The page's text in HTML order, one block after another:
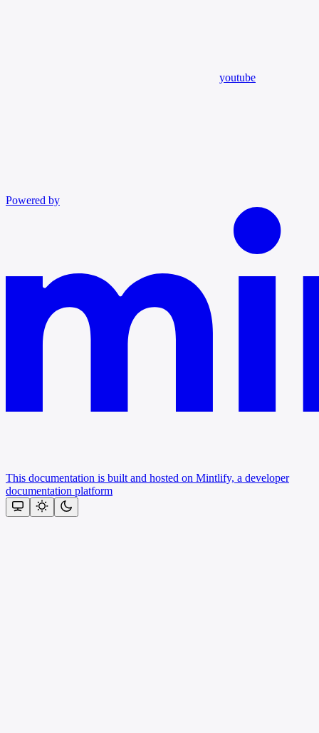
youtube
Powered by
This documentation is built and hosted on Mintlify, a developer
documentation platform